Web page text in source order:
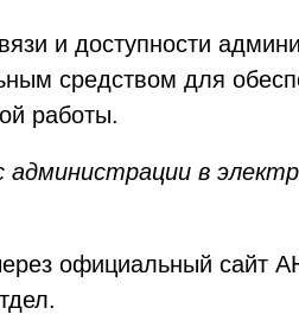
и доступности
средством для
работы.
в
официальный сайт